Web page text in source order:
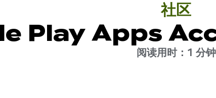
社区
Play Apps
阅读用时：1 分钟